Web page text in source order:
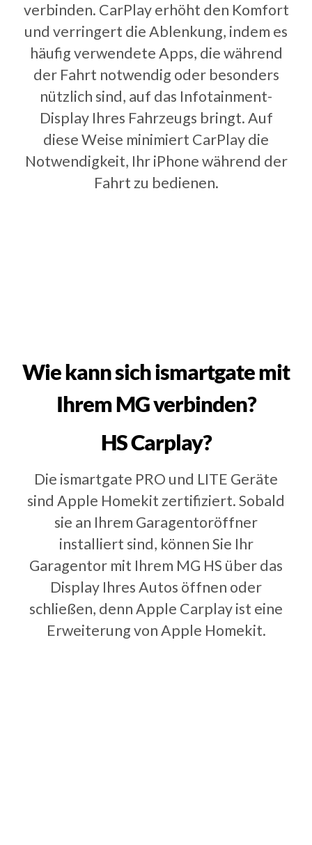
verbinden. CarPlay erhöht den Komfort
und verringert die Ablenkung, indem es
häufig verwendete Apps, die während
der Fahrt notwendig oder besonders
nützlich sind, auf das Infotainment-
Display Ihres Fahrzeugs bringt. Auf
diese Weise minimiert CarPlay die
Notwendigkeit, Ihr iPhone während der
Fahrt zu bedienen.
Wie kann sich ismartgate mit
Ihrem MG verbinden?
HS Carplay?
Die ismartgate PRO und LITE Geräte
sind Apple Homekit zertifiziert. Sobald
sie an Ihrem Garagentoröffner
installiert sind, können Sie Ihr
Garagentor mit Ihrem MG HS über das
Display Ihres Autos öffnen oder
schließen, denn Apple Carplay ist eine
Erweiterung von Apple Homekit.